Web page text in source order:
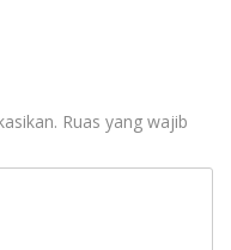
Ruas yang wajib